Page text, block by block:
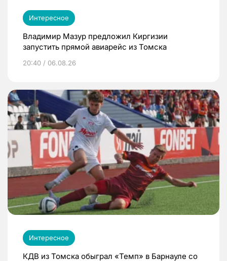
Интересное
Владимир Мазур предложил Киргизии
запустить прямой авиарейс из Томска
20:40 / 06.08.26
Интересное
КДВ из Томска обыграл «Темп» в Барнауле со